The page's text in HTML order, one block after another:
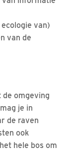
van)
van de
de omgeving
je in
de raven
ook
hele bos om